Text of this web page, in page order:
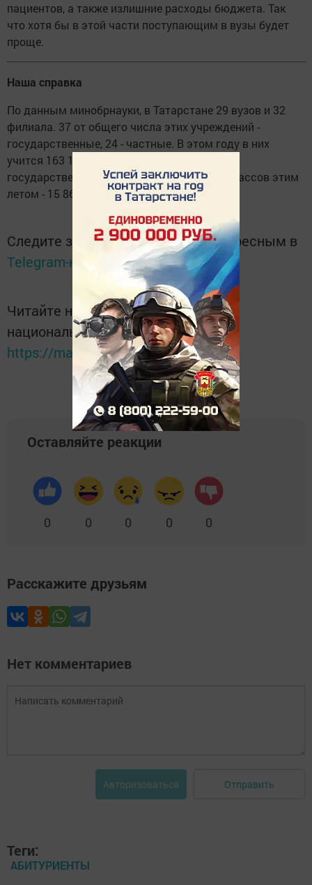
пациентов, а также излишние расходы бюджета. Так
что хотя бы в этой части поступающим в вузы будет
проще.
Наша справка
По данным минобрнауки, в Татарстане 29 вузов и 32
филиала. 37 от общего числа этих учреждений -
государственные, 24 - частные. В этом году в них
учится 163 136 студентов, причем 79% - в
государственных вузах. Выпускников 11 классов этим
летом - 15 867 человек.
Следите за самым важным и интересным в
Telegram-канале
Татмедиа
Читайте новости Татарстана в
национальном мессенджере MАХ:
https://max.ru/tatmedia
Оставляйте реакции
0 0 0 0 0
Расскажите друзьям
Нет комментариев
Авторизоваться Отправить
Теги:
АБИТУРИЕНТЫ